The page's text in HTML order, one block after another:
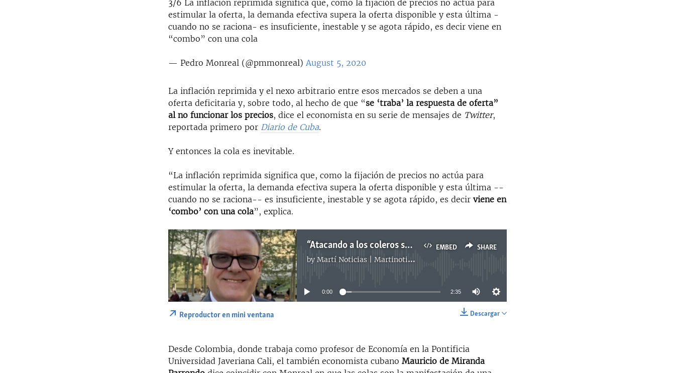
3/6 La inflación reprimida significa que, como la fijación de precios no actúa para
estimular la oferta, la demanda efectiva supera la oferta disponible y esta última -
cuando no se raciona- es insuficiente, inestable y se agota rápido, es decir viene en
“combo” con una cola
— Pedro Monreal (@pmmonreal)August 5, 2020
La inflación reprimida y el nexo arbitrario entre esos mercados se deben a una
oferta deficitaria y, sobre todo, al hecho de que “se ‘traba’ la respuesta de oferta”
al no funcionar los precios, dice el economista en su serie de mensajes de Twitter,
reportada primero por Diario de Cuba.
Y entonces la cola es inevitable.
“La inflación reprimida significa que, como la fijación de precios no actúa para
estimular la oferta, la demanda efectiva supera la oferta disponible y esta última --
cuando no se raciona-- es insuficiente, inestable y se agota rápido, es decirviene en
‘combo’ con una cola”, explica.
EMBED SHARE
“Atacando a los coleros solamente se está atacando la manifestación del problema”
byMartí Noticias | Martinoticias.com
No media source currently available
0:00 2:35
Descargar
Reproductor en mini ventana
Desde Colombia, donde trabaja como profesor de Economía en la Pontificia
Universidad Javeriana Cali, el también economista cubanoMauricio de Miranda